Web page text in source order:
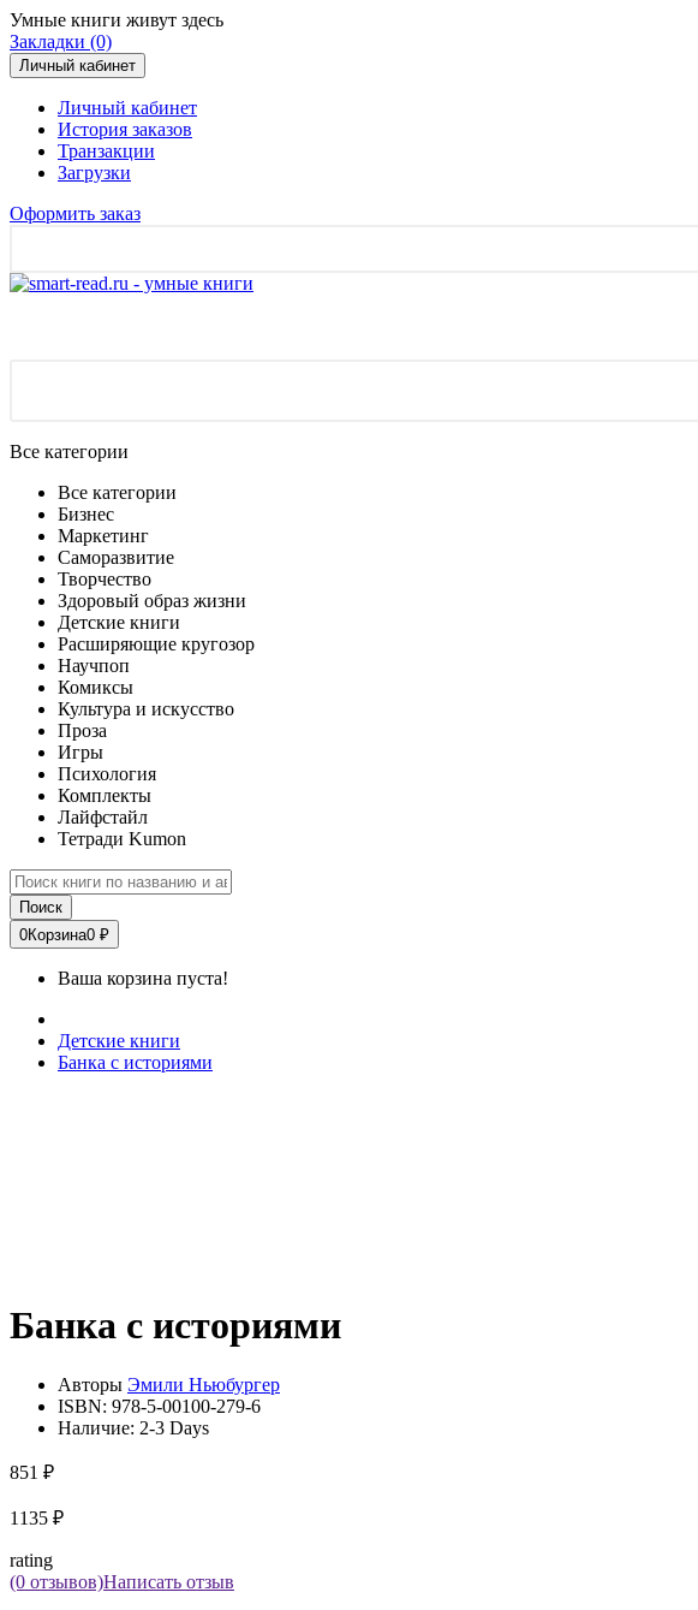
Умные книги живут здесь
Закладки (0)
Личный кабинет
Личный кабинет
История заказов
Транзакции
Загрузки
Оформить заказ
Все категории
Все категории
Бизнес
Маркетинг
Саморазвитие
Творчество
Здоровый образ жизни
Детские книги
Расширяющие кругозор
Научпоп
Комиксы
Культура и искусство
Проза
Игры
Психология
Комплекты
Лайфстайл
Тетради Kumon
Поиск
0Корзина0 ₽
Ваша корзина пуста!
Детские книги
Банка с историями
Банка с историями
Авторы Эмили Ньюбургер
ISBN: 978-5-00100-279-6
Наличие: 2-3 Days
851 ₽
1135 ₽
rating
(0 отзывов)Написать отзыв